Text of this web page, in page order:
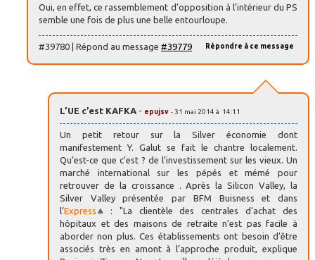
Oui, en effet, ce rassemblement d’opposition à l’intérieur du PS
semble une fois de plus une belle entourloupe.
Répondre à ce message
#39780 | Répond au message #39779
L’UE c’est KAFKA - epujsv - 31 mai 2014 à 14:11
Un petit retour sur la Silver économie dont
manifestement Y. Galut se fait le chantre localement.
Qu’est-ce que c’est ? de l’investissement sur les vieux. Un
marché international sur les pépés et mémé pour
retrouver de la croissance . Après la Silicon Valley, la
Silver Valley présentée par BFM Buisness et dans
l’Express
: "La clientèle des centrales d’achat des
hôpitaux et des maisons de retraite n’est pas facile à
aborder non plus. Ces établissements ont besoin d’être
associés très en amont à l’approche produit, explique